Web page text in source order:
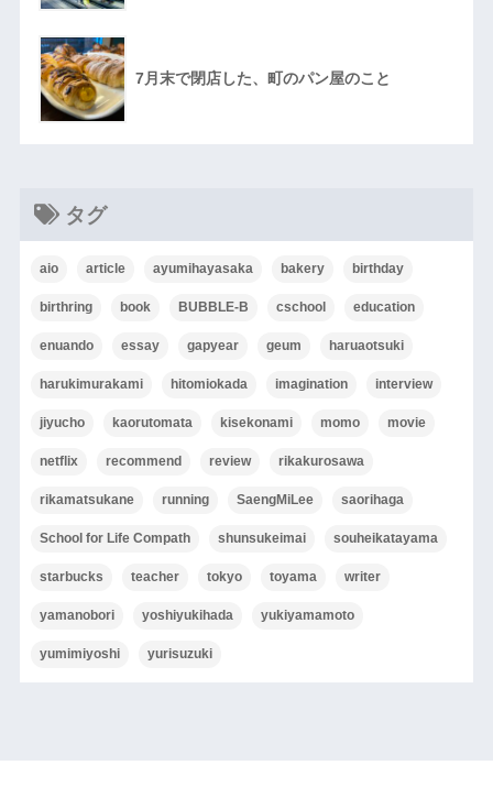
7月末で閉店した、町のパン屋のこと
タグ
aio article ayumihayasaka bakery birthday
birthring book BUBBLE-B cschool education
enuando essay gapyear geum haruaotsuki
harukimurakami hitomiokada imagination interview
jiyucho kaorutomata kisekonami momo movie
netflix recommend review rikakurosawa
rikamatsukane running SaengMiLee saorihaga
School for Life Compath shunsukeimai souheikatayama
starbucks teacher tokyo toyama writer
yamanobori yoshiyukihada yukiyamamoto
yumimiyoshi yurisuzuki